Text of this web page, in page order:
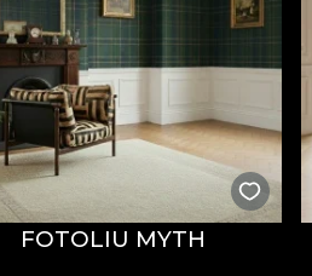
FOTOLIU MYTH